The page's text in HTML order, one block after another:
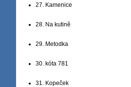
27. Kamenice
28. Na kutině
29. Metodka
30. kóta 781
31. Kopeček